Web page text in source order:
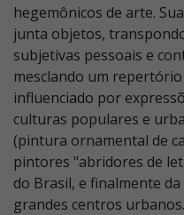
hegemônicos de arte.
junta objetos,
subjetivas pessoais e
mesclando um
influenciado por
culturas populares e
(pintura ornamental de
pintores "abridores de
do Brasil, e finalmente
grandes centros urbanos.